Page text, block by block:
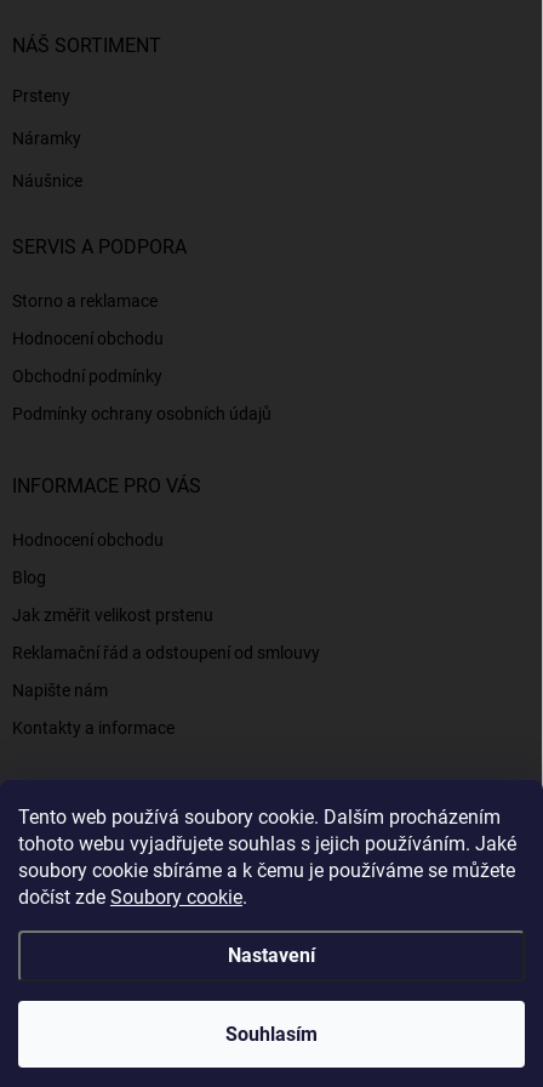
Tento web používá soubory cookie. Dalším procházením
tohoto webu vyjadřujete souhlas s jejich používáním. Jaké
soubory cookie sbíráme a k čemu je používáme se můžete
dočíst zde Soubory cookie.
Nastavení
Souhlasím
NÁŠ SORTIMENT
Prsteny
Náramky
Náušnice
SERVIS A PODPORA
Storno a reklamace
Hodnocení obchodu
Obchodní podmínky
Podmínky ochrany osobních údajů
INFORMACE PRO VÁS
Hodnocení obchodu
Blog
Jak změřit velikost prstenu
Reklamační řád a odstoupení od smlouvy
Napište nám
Kontakty a informace
Elenys.cz - šperky, kterým věříte už od roku 2016
Vytvořil Shoptet